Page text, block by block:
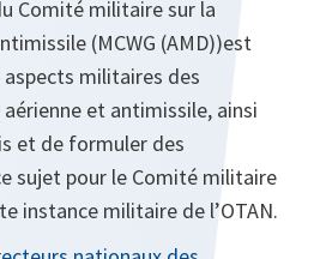
Comité militaire sur la
(MCWG (AMD))est
militaires des
et antimissile, ainsi
et de formuler des
sujet pour le Comité militaire
instance militaire de l’OTAN.